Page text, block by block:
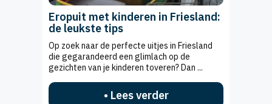
Eropuit met kinderen in Friesland:
de leukste tips
Op zoek naar de perfecte uitjes in Friesland
die gegarandeerd een glimlach op de
gezichten van je kinderen toveren? Dan ...
• Lees verder